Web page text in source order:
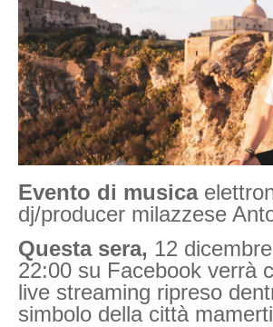
Evento di musica
dj/producer milazzese
Questa sera, 12
22:00 su Facebook verrà
live streaming ripreso
simbolo della città